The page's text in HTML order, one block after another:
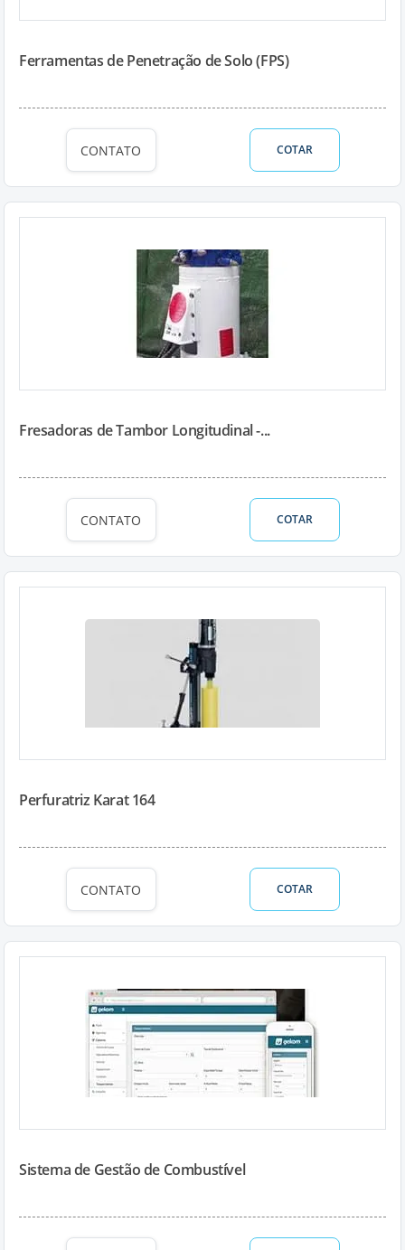
Ferramentas de Penetração de Solo (FPS)
CONTATO COTAR
Fresadoras de Tambor Longitudinal -...
CONTATO COTAR
Perfuratriz Karat 164
CONTATO COTAR
Sistema de Gestão de Combustível